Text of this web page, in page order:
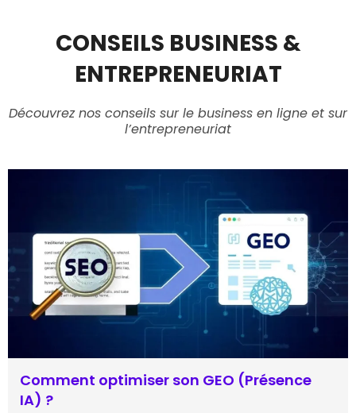
CONSEILS BUSINESS &
ENTREPRENEURIAT
Découvrez nos conseils sur le business en ligne et sur
l’entrepreneuriat
Comment optimiser son GEO (Présence
IA) ?